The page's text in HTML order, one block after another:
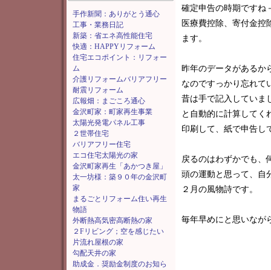
手作新聞：ありがとう通心
工事・業務日記
新築：省エネ高性能住宅
快適：HAPPYリフォーム
住宅エコポイント：リフォー
ム
介護リフォームバリアフリー
耐震リフォーム
広報畑：まごころ通心
金沢町家：町家再生事業
太陽光発電パネル工事
２世帯住宅
バリアフリー住宅
エコ住宅太陽光の家
金沢町家再生「あかつき屋」
太一坊様：築９０年の金沢町
家
まるごとリフォーム住い再生
物語
外断熱高気密高断熱の家
２Fリビング；空を感じたい
片流れ屋根の家
勾配天井の家
助成金．奨励金制度のお知ら
確定申告の時期ですね
医療費控除、寄付金控
ます。
昨年のデータがあるか
なのですっかり忘れ
昔は手で記入していま
と自動的に計算してく
印刷して、紙で申告し
戻るのはわずかでも、
頭の運動と思って、自
２月の風物詩です。
毎年早めにと思いなが